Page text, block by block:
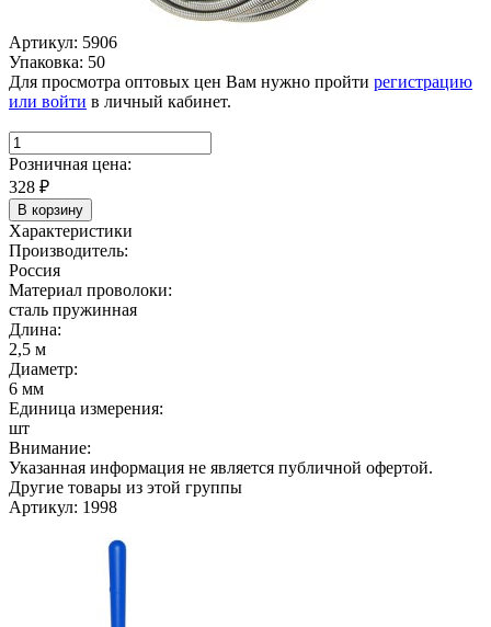
Артикул: 5906
Упаковка: 50
Для просмотра оптовых цен Вам нужно пройти регистрацию
или войти в личный кабинет.
Розничная цена:
328 ₽
В корзину
Характеристики
Производитель:
Россия
Материал проволоки:
сталь пружинная
Длина:
2,5 м
Диаметр:
6 мм
Единица измерения:
шт
Внимание:
Указанная информация не является публичной офертой.
Другие товары из этой группы
Артикул: 1998